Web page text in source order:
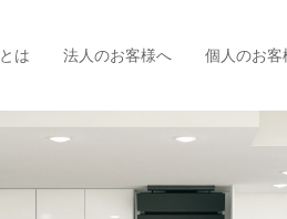
とは 法人のお客様へ 個人のお客